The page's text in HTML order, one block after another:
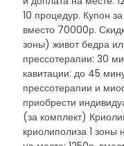
10 процедур. Купон
вместо 70000р.
зоны) живот бедра
прессотерапии: 30
кавитации: до 45
прессотерапии и
приобрести
(за комплект)
криолиполиза 1